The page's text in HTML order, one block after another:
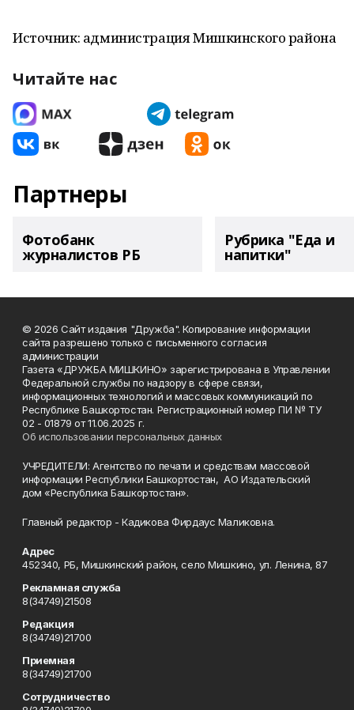
Источник: администрация Мишкинского района
Читайте нас
Партнеры
Фотобанк
журналистов РБ
Рубрика "Еда и
напитки"
© 2026 Сайт издания "Дружба". Копирование информации
сайта разрешено только с письменного согласия
администрации
Газета «ДРУЖБА МИШКИНО» зарегистрирована в Управлении
Федеральной службы по надзору в сфере связи,
информационных технологий и массовых коммуникаций по
Республике Башкортостан. Регистрационный номер ПИ № ТУ
02 - 01879 от 11.06.2025 г.
Об использовании персональных данных
УЧРЕДИТЕЛИ: Агентство по печати и средствам массовой
информации Республики Башкортостан, АО Издательский
дом «Республика Башкортостан».
Главный редактор - Кадикова Фирдаус Маликовна.
Адрес
452340, РБ, Мишкинский район, село Мишкино, ул. Ленина, 87
Рекламная служба
8(34749)21508
Редакция
8(34749)21700
Приемная
8(34749)21700
Сотрудничество